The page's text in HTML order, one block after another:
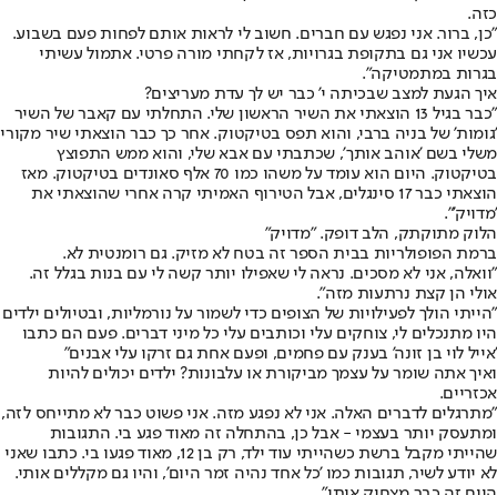
כזה.
"כן, ברור. אני נפגש עם חברים. חשוב לי לראות אותם לפחות פעם בשבוע.
עכשיו אני גם בתקופת בגרויות, אז לקחתי מורה פרטי. אתמול עשיתי
בגרות במתמטיקה".
איך הגעת למצב שבכיתה י' כבר יש לך עדת מעריצים?
"כבר בגיל 13 הוצאתי את השיר הראשון שלי. התחלתי עם קאבר של השיר
'גומות' של בניה ברבי, והוא תפס בטיקטוק. אחר כך כבר הוצאתי שיר מקורי
משלי בשם 'אוהב אותך', שכתבתי עם אבא שלי, והוא ממש התפוצץ
בטיקטוק. היום הוא עומד על משהו כמו 70 אלף סאונדים בטיקטוק. מאז
הוצאתי כבר 17 סינגלים, אבל הטירוף האמיתי קרה אחרי שהוצאתי את
'מדויק'".
הלוק מתוקתק, הלב דופק. "מדויק"
ברמת הפופולריות בבית הספר זה בטח לא מזיק. גם רומנטית לא.
"וואלה, אני לא מסכים. נראה לי שאפילו יותר קשה לי עם בנות בגלל זה.
אולי הן קצת נרתעות מזה".
"הייתי הולך לפעילויות של הצופים כדי לשמור על נורמליות, ובטיולים ילדים
היו מתנכלים לי, צוחקים עלי וכותבים עלי כל מיני דברים. פעם הם כתבו
'אייל לוי בן זונה' בענק עם פחמים, ופעם אחת גם זרקו עלי אבנים"
ואיך אתה שומר על עצמך מביקורת או עלבונות? ילדים יכולים להיות
אכזריים.
"מתרגלים לדברים האלה. אני לא נפגע מזה. אני פשוט כבר לא מתייחס לזה,
ומתעסק יותר בעצמי - אבל כן, בהתחלה זה מאוד פגע בי. התגובות
שהייתי מקבל ברשת כשהייתי עוד ילד, רק בן 12, מאוד פגעו בי. כתבו שאני
לא יודע לשיר, תגובות כמו 'כל אחד נהיה זמר היום', והיו גם מקללים אותי.